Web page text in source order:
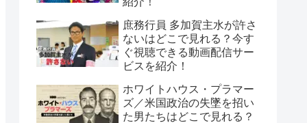
庶務行員 多加賀主水が許さ
ないはどこで見れる？今す
ぐ視聴できる動画配信サー
ビスを紹介！
ホワイトハウス・プラマー
ズ／米国政治の失墜を招い
た男たちはどこで見れる？